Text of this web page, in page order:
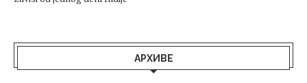
АРХИВЕ